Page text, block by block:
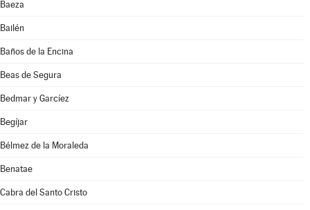
Baeza
Bailén
Baños de la Encina
Beas de Segura
Bedmar y Garcíez
Begíjar
Bélmez de la Moraleda
Benatae
Cabra del Santo Cristo